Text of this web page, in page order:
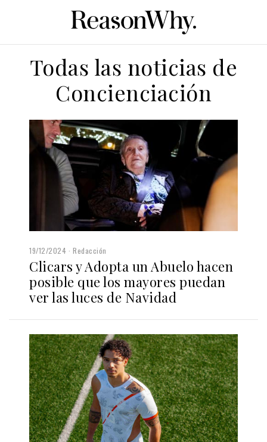
Todas las noticias de
Concienciación
19/12/2024 Redacción
Clicars y Adopta un Abuelo hacen
posible que los mayores puedan
ver las luces de Navidad